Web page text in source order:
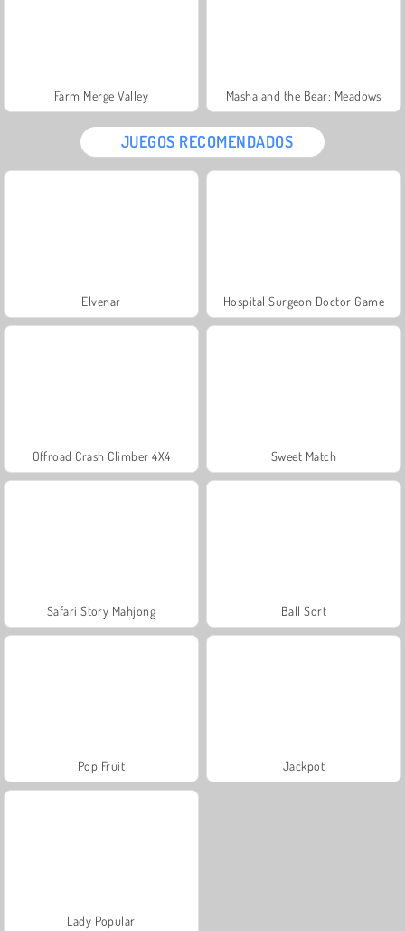
Farm Merge Valley Masha and the Bear: Meadows
JUEGOS RECOMENDADOS
Elvenar Hospital Surgeon Doctor Game
Offroad Crash Climber 4X4 Sweet Match
Safari Story Mahjong Ball Sort
Pop Fruit Jackpot
Lady Popular